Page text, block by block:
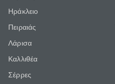
Ηράκλειο
Πειραιάς
Λάρισα
Καλλιθέα
Σέρρες